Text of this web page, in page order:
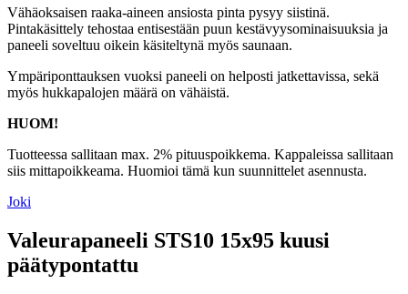
Vähäoksaisen raaka-aineen ansiosta pinta pysyy siistinä.
Pintakäsittely tehostaa entisestään puun kestävyysominaisuuksia ja
paneeli soveltuu oikein käsiteltynä myös saunaan.
Ympäriponttauksen vuoksi paneeli on helposti jatkettavissa, sekä
myös hukkapalojen määrä on vähäistä.
HUOM!
Tuotteessa sallitaan max. 2% pituuspoikkema. Kappaleissa sallitaan
siis mittapoikkeama. Huomioi tämä kun suunnittelet asennusta.
Joki
Valeurapaneeli STS10 15x95 kuusi
päätypontattu